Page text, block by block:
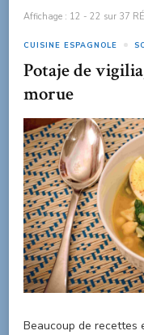
Affichage : 12 - 22 sur 37
CUISINE ESPAGNOLE
Potaje de
morue
Beaucoup de recettes